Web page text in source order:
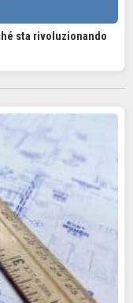
sta rivoluzionando